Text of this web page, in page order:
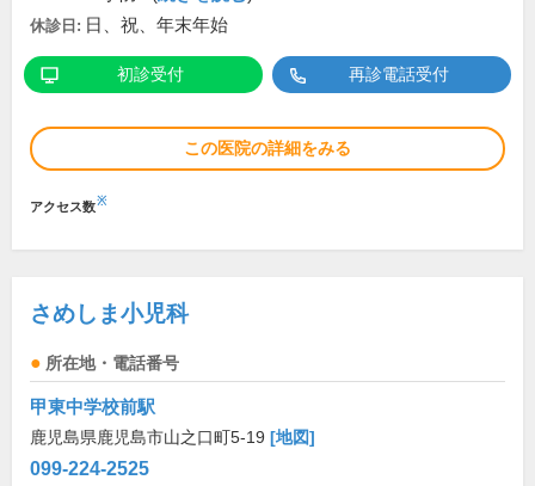
休診日: 日、祝、年末年始
初診受付 再診電話受付
この医院の詳細をみる
アクセス数※
さめしま小児科
所在地・電話番号
甲東中学校前駅
鹿児島県鹿児島市山之口町5-19 [地図]
099-224-2525